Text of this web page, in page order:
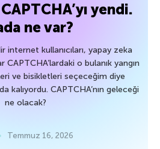
yendi.
ne var?
internet kullanıcıları, yapay zeka
CAPTCHA’lardaki o bulanık yangın
ve bisikletleri seçeceğim diye
kalıyordu. CAPTCHA’nın geleceği
ne olacak?
Temmuz 16, 2026